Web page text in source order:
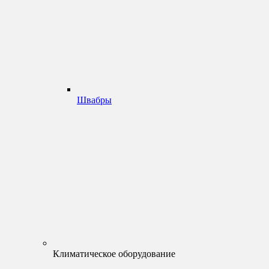
Швабры
Климатическое оборудование